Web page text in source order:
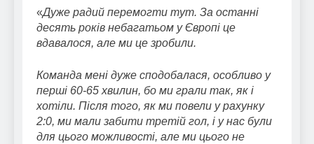
«Дуже радий перемогти тут. За останні
десять років небагатьом у Європі це
вдавалося, але ми це зробили.
Команда мені дуже сподобалася, особливо у
перші 60-65 хвилин, бо ми грали так, як і
хотіли. Після того, як ми повели у рахунку
2:0, ми мали забити третій гол, і у нас були
для цього можливості, але ми цього не